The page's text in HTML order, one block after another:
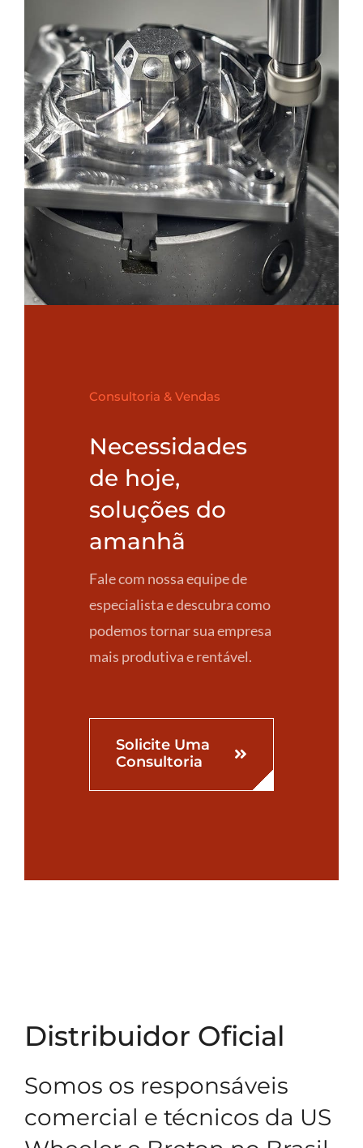
Consultoria & Vendas
Necessidades
de hoje,
soluções do
amanhã
Fale com nossa equipe de
especialista e descubra como
podemos tornar sua empresa
mais produtiva e rentável.
Solicite Uma
Consultoria
Distribuidor Oficial
Somos os responsáveis
comercial e técnicos da US